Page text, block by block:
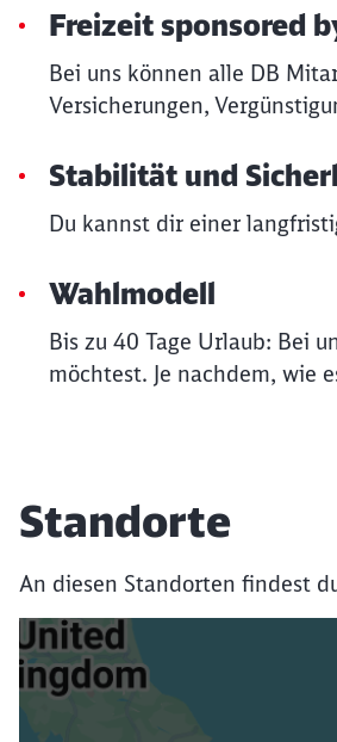
Freizeit sponsored
Bei uns können alle DB
Versicherungen,
Stabilität und
Du kannst dir einer
Wahlmodell
Bis zu 40 Tage Urlaub: Bei
möchtest. Je nachdem, wie
Standorte
An diesen Standorten findest